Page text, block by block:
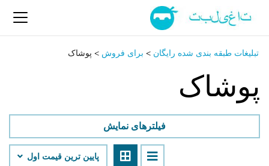
تبلیغات طبقه بندی شده رایگان > برای فروش > پوشاک
پوشاک
فیلترهای نمایش
پایین ‌ترین قیمت اول